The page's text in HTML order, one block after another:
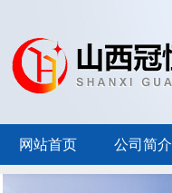
网站首页 公司简介